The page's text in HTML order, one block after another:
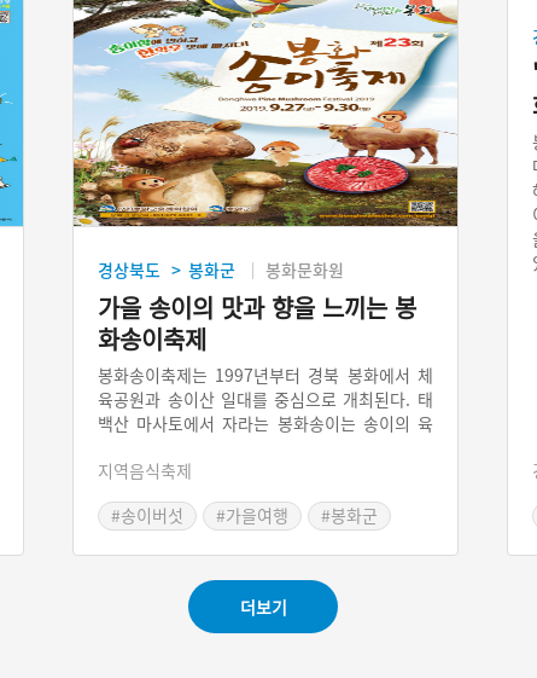
경상북도 > 봉화군 봉화문화원
가을 송이의 맛과 향을 느끼는 봉
화송이축제
봉화송이축제는 1997년부터 경북 봉화에서 체
육공원과 송이산 일대를 중심으로 개최된다. 태
백산 마사토에서 자라는 봉화송이는 송이의 육
것으로 유명하다. 덕분에 쫄깃쫄깃하며 오랜 기
의 생태를 관찰하고, 산지에서 난 송이의 맛과
지역음식축제
#송이버섯
#가을여행
#봉화군
더보기